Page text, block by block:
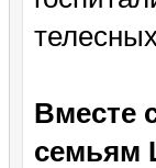
Вместе
семьям